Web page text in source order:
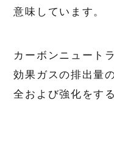
意味しています。
カーボンニュート
効果ガスの排出量
全および強化をす